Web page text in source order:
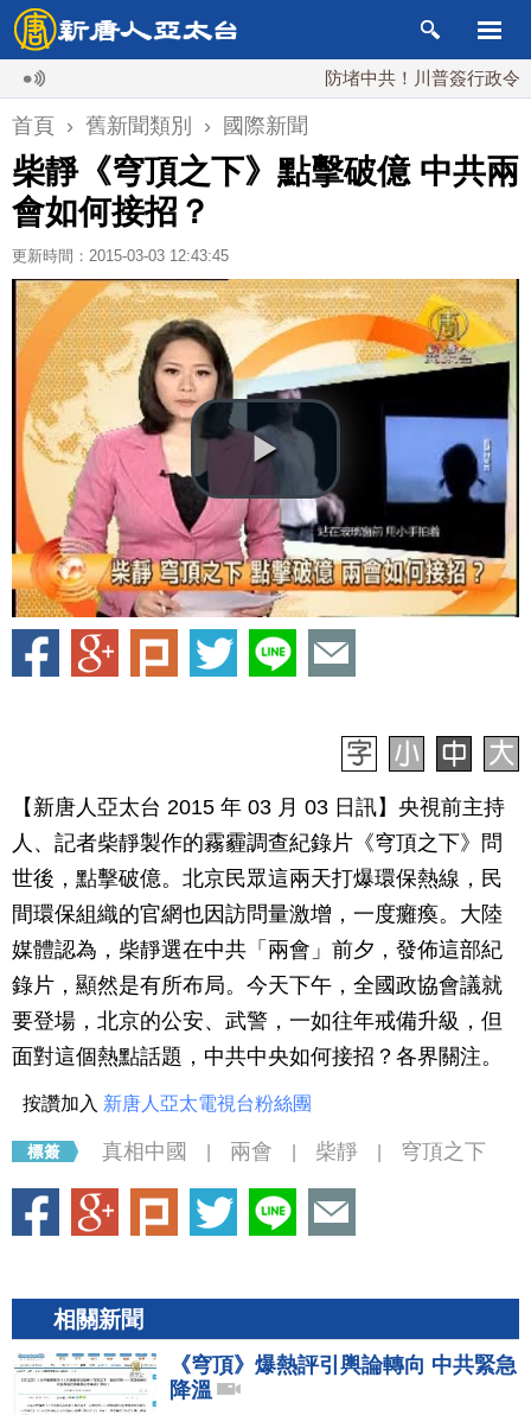
防堵中共！川普簽行政令 對
首頁 › 舊新聞類別 › 國際新聞
柴靜《穹頂之下》點擊破億 中共兩
會如何接招？
更新時間：2015-03-03 12:43:45
【新唐人亞太台 2015 年 03 月 03 日訊】央視前主持
人、記者柴靜製作的霧霾調查紀錄片《穹頂之下》問
世後，點擊破億。北京民眾這兩天打爆環保熱線，民
間環保組織的官網也因訪問量激增，一度癱瘓。大陸
媒體認為，柴靜選在中共「兩會」前夕，發佈這部紀
錄片，顯然是有所布局。今天下午，全國政協會議就
要登場，北京的公安、武警，一如往年戒備升級，但
面對這個熱點話題，中共中央如何接招？各界關注。
按讚加入 新唐人亞太電視台粉絲團
真相中國 兩會 柴靜 穹頂之下
相關新聞
《穹頂》爆熱評引輿論轉向 中共緊急
降溫